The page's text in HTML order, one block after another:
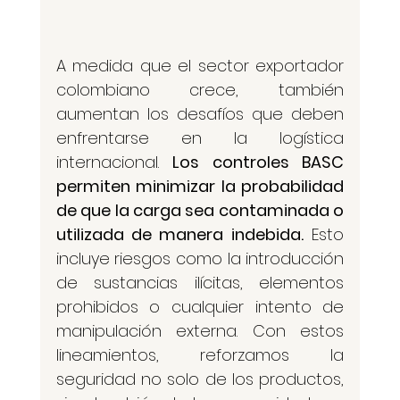
A medida que el sector exportador
colombiano crece, también
aumentan los desafíos que deben
enfrentarse en la logística
internacional. Los controles BASC
permiten minimizar la probabilidad
de que la carga sea contaminada o
utilizada de manera indebida. Esto
incluye riesgos como la introducción
de sustancias ilícitas, elementos
prohibidos o cualquier intento de
manipulación externa. Con estos
lineamientos, reforzamos la
seguridad no solo de los productos,